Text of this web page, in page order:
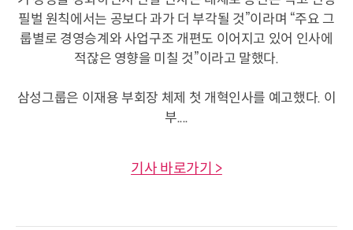
필벌 원칙에서는 공보다 과가 더 부각될 것”이라며 “주요 그
룹별로 경영승계와 사업구조 개편도 이어지고 있어 인사에
적잖은 영향을 미칠 것”이라고 말했다.
삼성그룹은 이재용 부회장 체제 첫 개혁인사를 예고했다. 이
부....
기사 바로가기 >